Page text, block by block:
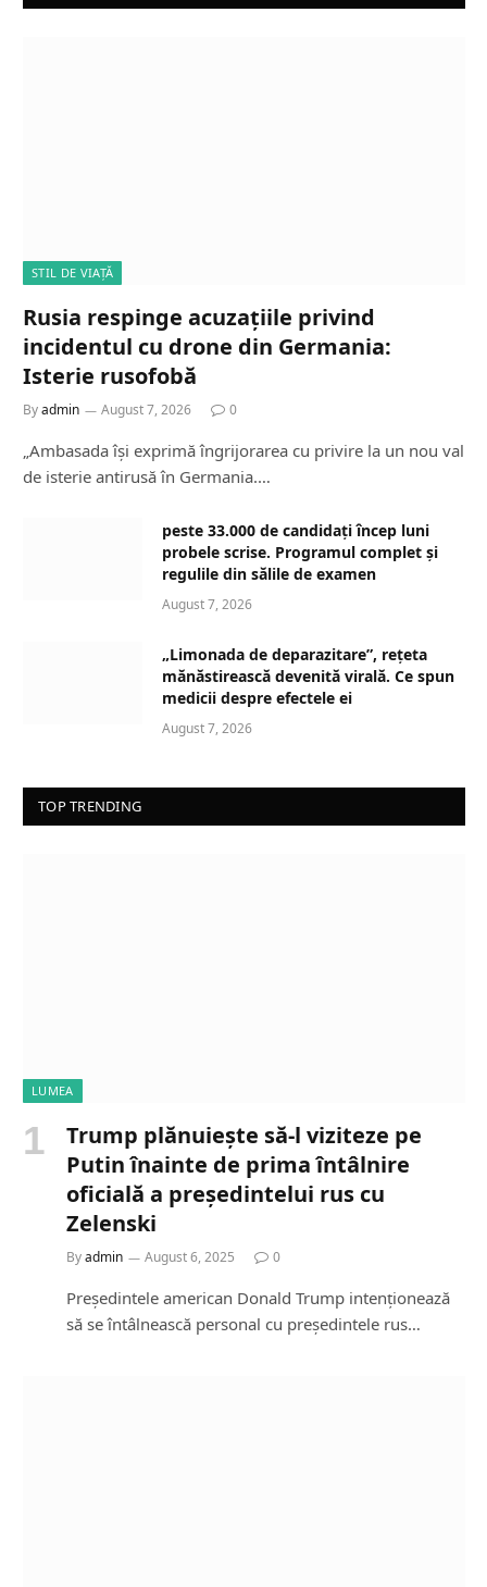
STIL DE VIAȚĂ
Rusia respinge acuzațiile privind
incidentul cu drone din Germania:
Isterie rusofobă
Byadmin August 7, 2026 0
„Ambasada își exprimă îngrijorarea cu privire la un nou val
de isterie antirusă în Germania.…
peste 33.000 de candidați încep luni
probele scrise. Programul complet și
regulile din sălile de examen
August 7, 2026
„Limonada de deparazitare”, rețeta
mănăstirească devenită virală. Ce spun
medicii despre efectele ei
August 7, 2026
TOP TRENDING
LUMEA
Trump plănuiește să-l viziteze pe
Putin înainte de prima întâlnire
oficială a președintelui rus cu
Zelenski
Byadmin August 6, 2025 0
Președintele american Donald Trump intenționează
să se întâlnească personal cu președintele rus…